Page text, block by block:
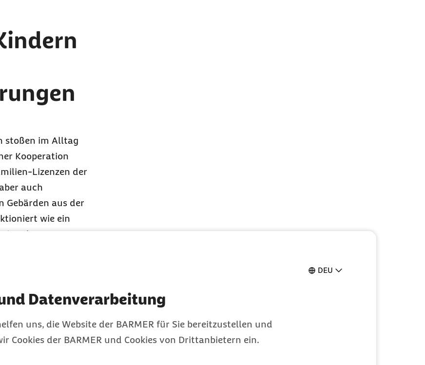
DEU
Datenverarbeitung
uns, die Website der BARMER für Sie bereitzustellen und
Cookies der BARMER und Cookies von Drittanbietern ein.
stoßen im Alltag
Kooperation
Lizenzen der
auch
Gebärden aus der
wie ein
Elemente
So kann
er lesen,
und
erhebliche
ist
damit dieser sich
bieten.